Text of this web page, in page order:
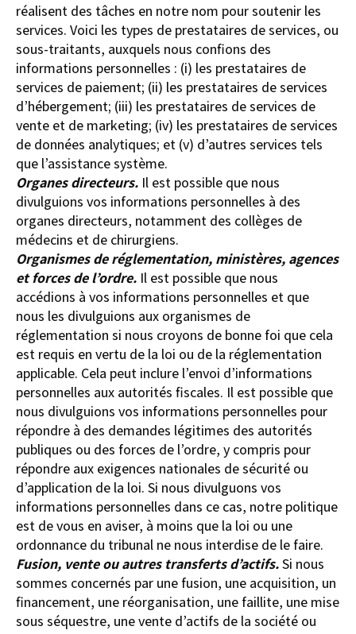
réalisent des tâches en notre nom pour soutenir les
services. Voici les types de prestataires de services, ou
sous-traitants, auxquels nous confions des
informations personnelles : (i) les prestataires de
services de paiement; (ii) les prestataires de services
d’hébergement; (iii) les prestataires de services de
vente et de marketing; (iv) les prestataires de services
de données analytiques; et (v) d’autres services tels
que l’assistance système.
Organes directeurs. Il est possible que nous
divulguions vos informations personnelles à des
organes directeurs, notamment des collèges de
médecins et de chirurgiens.
Organismes de réglementation, ministères, agences
et forces de l’ordre. Il est possible que nous
accédions à vos informations personnelles et que
nous les divulguions aux organismes de
réglementation si nous croyons de bonne foi que cela
est requis en vertu de la loi ou de la réglementation
applicable. Cela peut inclure l’envoi d’informations
personnelles aux autorités fiscales. Il est possible que
nous divulguions vos informations personnelles pour
répondre à des demandes légitimes des autorités
publiques ou des forces de l’ordre, y compris pour
répondre aux exigences nationales de sécurité ou
d’application de la loi. Si nous divulguons vos
informations personnelles dans ce cas, notre politique
est de vous en aviser, à moins que la loi ou une
ordonnance du tribunal ne nous interdise de le faire.
Fusion, vente ou autres transferts d’actifs.Si nous
sommes concernés par une fusion, une acquisition, un
financement, une réorganisation, une faillite, une mise
sous séquestre, une vente d’actifs de la société ou